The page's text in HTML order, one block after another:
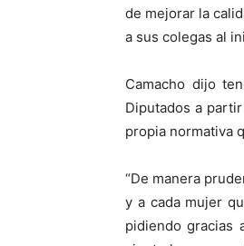
de mejorar la
a sus colegas al
Camacho dijo
Diputados a
propia normativa
“De manera
y a cada mujer
pidiendo gracias